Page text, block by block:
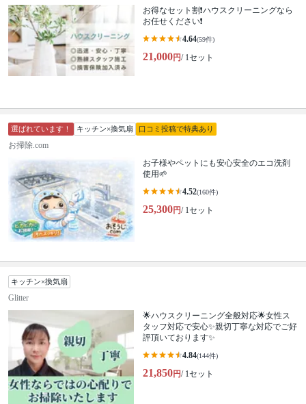
お得なセット割❗️ハウスクリーニングなら
お任せください❗️
4.64(59件)
21,000円/ 1セット
選ばれています！ キッチン×換気扇 口コミ投稿で特典あり
お掃除.com
お子様やペットにも安心安全のエコ洗剤
使用🌱
4.52(160件)
25,300円/ 1セット
キッチン×換気扇
Glitter
🌟ハウスクリーニング全般対応🌟女性ス
タッフ対応で安心✨親切丁寧な対応でご好
評頂いております✨
4.84(144件)
21,850円/ 1セット